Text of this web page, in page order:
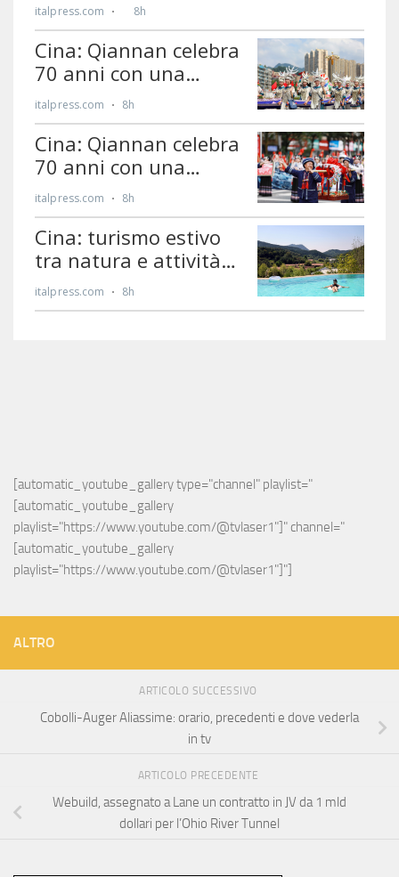
[automatic_youtube_gallery type="channel" playlist="
[automatic_youtube_gallery
playlist="https://www.youtube.com/@tvlaser1"]" channel="
[automatic_youtube_gallery
playlist="https://www.youtube.com/@tvlaser1"]"]
ALTRO
ARTICOLO SUCCESSIVO
Cobolli-Auger Aliassime: orario, precedenti e dove vederla
in tv
ARTICOLO PRECEDENTE
Webuild, assegnato a Lane un contratto in JV da 1 mld
dollari per l’Ohio River Tunnel